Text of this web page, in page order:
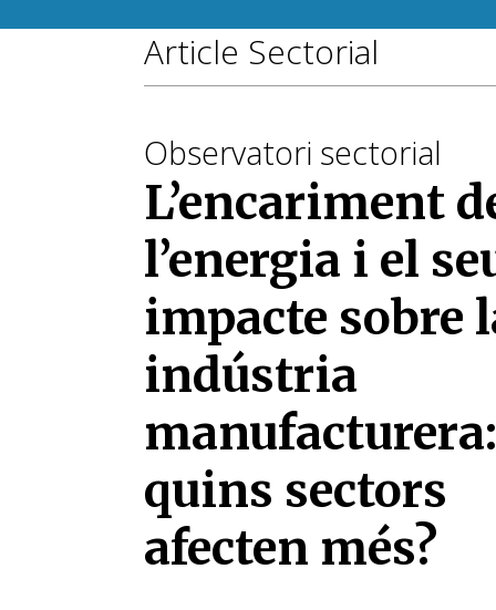
Article Sectorial
Observatori sectorial
L’encariment
l’energia i el
impacte sobre
indústria
manufacturera:
quins sectors
afecten més?